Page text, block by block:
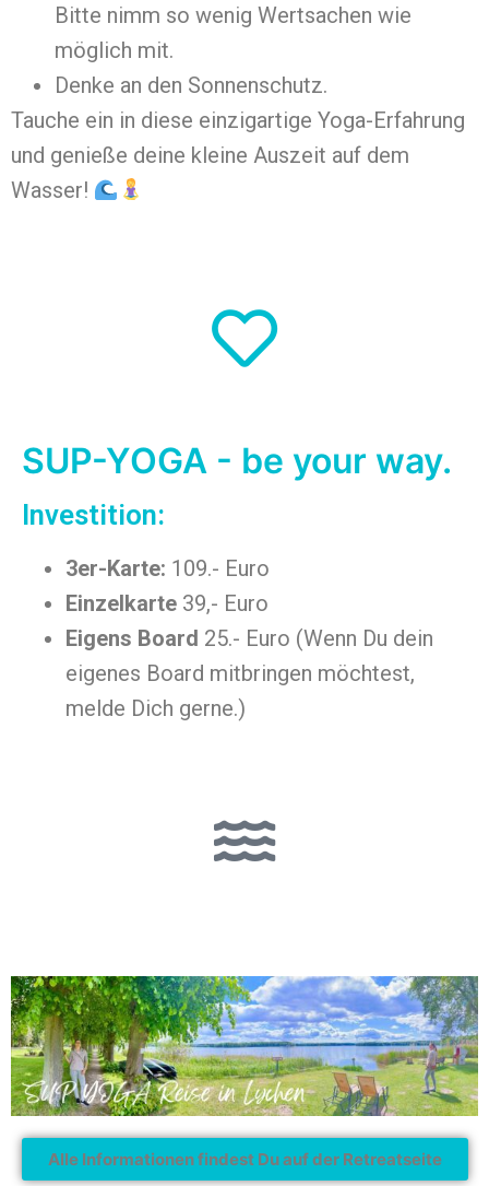
Bitte nimm so wenig Wertsachen wie
möglich mit.
Denke an den Sonnenschutz.
Tauche ein in diese einzigartige Yoga-Erfahrung
und genieße deine kleine Auszeit auf dem
Wasser!
SUP-YOGA - be your way.
Investition:
3er-Karte: 109.- Euro
Einzelkarte 39,- Euro
Eigens Board 25.- Euro (Wenn Du dein
eigenes Board mitbringen möchtest,
melde Dich gerne.)
Alle Informationen findest Du auf der Retreatseite